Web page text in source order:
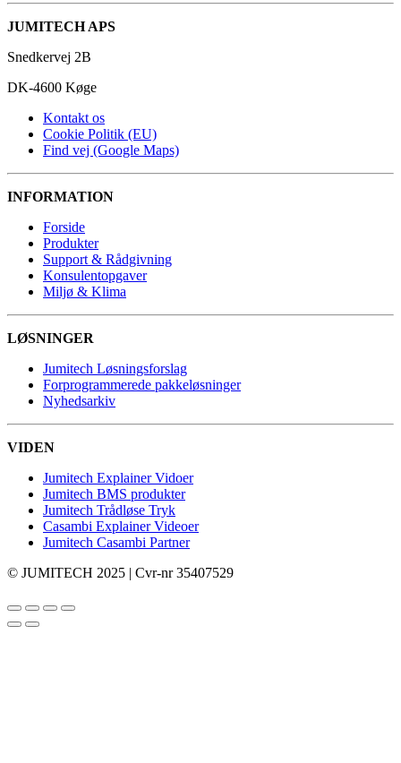
JUMITECH APS
Snedkervej 2B
DK-4600 Køge
Kontakt os
Cookie Politik (EU)
Find vej (Google Maps)
INFORMATION
Forside
Produkter
Support & Rådgivning
Konsulentopgaver
Miljø & Klima
LØSNINGER
Jumitech Løsningsforslag
Forprogrammerede pakkeløsninger
Nyhedsarkiv
VIDEN
Jumitech Explainer Vidoer
Jumitech BMS produkter
Jumitech Trådløse Tryk
Casambi Explainer Videoer
Jumitech Casambi Partner
© JUMITECH 2025 | Cvr-nr 35407529